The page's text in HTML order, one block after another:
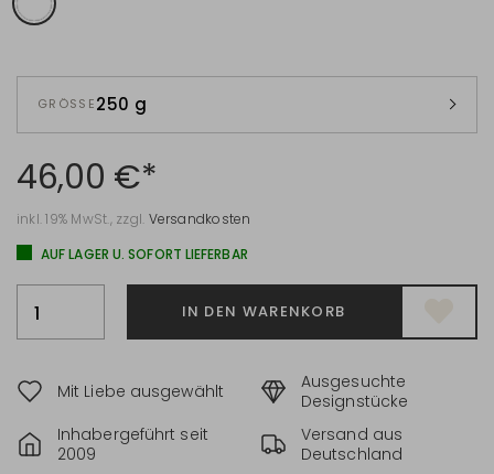
GRÖSSE 250 g
46,00 €*
inkl. 19% MwSt., zzgl. Versandkosten
AUF LAGER U. SOFORT LIEFERBAR
IN DEN WARENKORB
Mit Liebe ausgewählt
Ausgesuchte
Designstücke
Inhabergeführt seit
2009
Versand aus
Deutschland